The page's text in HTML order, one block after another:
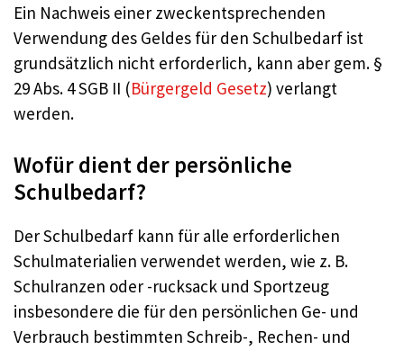
Ein Nachweis einer zweckentsprechenden
Verwendung des Geldes für den Schulbedarf ist
grundsätzlich nicht erforderlich, kann aber gem. §
29 Abs. 4 SGB II (Bürgergeld Gesetz) verlangt
werden.
Wofür dient der persönliche
Schulbedarf?
Der Schulbedarf kann für alle erforderlichen
Schulmaterialien verwendet werden, wie z. B.
Schulranzen oder -rucksack und Sportzeug
insbesondere die für den persönlichen Ge- und
Verbrauch bestimmten Schreib-, Rechen- und